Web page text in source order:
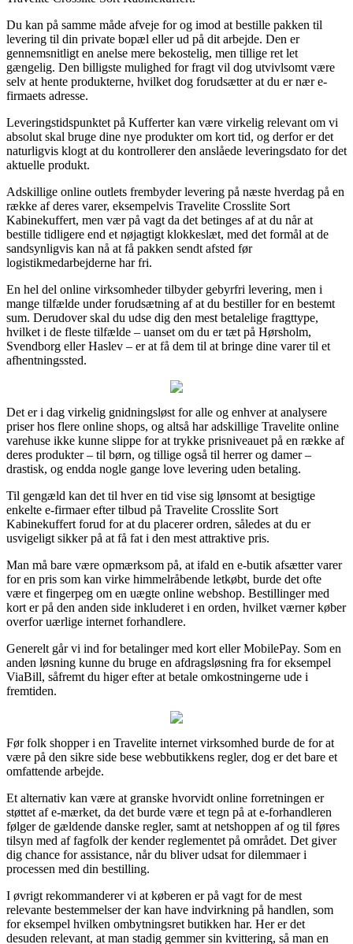
Du kan på samme måde afveje for og imod at bestille pakken til
levering til din private bopæl eller ud på dit arbejde. Den er
gennemsnitligt en anelse mere bekostelig, men tillige ret let
gængelig. Den billigste mulighed for fragt vil dog utvivlsomt være
selv at hente produkterne, hvilket dog forudsætter at du er nær e-
firmaets adresse.
Leveringstidspunktet på Kufferter kan være virkelig relevant om vi
absolut skal bruge dine nye produkter om kort tid, og derfor er det
naturligvis klogt at du kontrollerer den anslåede leveringsdato for det
aktuelle produkt.
Adskillige online outlets frembyder levering på næste hverdag på en
række af deres varer, eksempelvis Travelite Crosslite Sort
Kabinekuffert, men vær på vagt da det betinges af at du når at
bestille tidligere end et nøjagtigt klokkeslæt, med det formål at de
sandsynligvis kan nå at få pakken sendt afsted før
logistikmedarbejderne har fri.
En hel del online virksomheder tilbyder gebyrfri levering, men i
mange tilfælde under forudsætning af at du bestiller for en bestemt
sum. Derudover skal du udse dig den mest betalelige fragttype,
hvilket i de fleste tilfælde – uanset om du er tæt på Hørsholm,
Svendborg eller Haslev – er at få dem til at bringe dine varer til et
afhentningssted.
Det er i dag virkelig gnidningsløst for alle og enhver at analysere
priser hos flere online shops, og altså har adskillige Travelite online
varehuse ikke kunne slippe for at trykke prisniveauet på en række af
deres produkter – til børn, og tillige også til herrer og damer –
drastisk, og endda nogle gange love levering uden betaling.
Til gengæld kan det til hver en tid vise sig lønsomt at besigtige
enkelte e-firmaer efter tilbud på Travelite Crosslite Sort
Kabinekuffert forud for at du placerer ordren, således at du er
usvigeligt sikker på at få fat i den mest attraktive pris.
Man må bare være opmærksom på, at ifald en e-butik afsætter varer
for en pris som kan virke himmelråbende letkøbt, burde det ofte
være et fingerpeg om en uægte online webshop. Bestillinger med
kort er på den anden side inkluderet i en orden, hvilket værner køber
overfor uærlige internet forhandlere.
Generelt går vi ind for betalinger med kort eller MobilePay. Som en
anden løsning kunne du bruge en afdragsløsning fra for eksempel
ViaBill, såfremt du higer efter at betale omkostningerne ude i
fremtiden.
Før folk shopper i en Travelite internet virksomhed burde de for at
være på den sikre side bese webbutikkens regler, dog er det bare et
omfattende arbejde.
Et alternativ kan være at granske hvorvidt online forretningen er
støttet af e-mærket, da det burde være et tegn på at e-forhandleren
følger de gældende danske regler, samt at netshoppen af og til føres
tilsyn med af fagfolk der kender reglementet på området. Det giver
dig chance for assistance, når du bliver udsat for dilemmaer i
processen med din bestilling.
I øvrigt rekommanderer vi at køberen er på vagt for de mest
relevante bestemmelser der kan have indvirkning på handlen, som
for eksempel hvilken ombytningsret butikken har. Her er det
desuden relevant, at man stadig gemmer sin kvittering, så man en